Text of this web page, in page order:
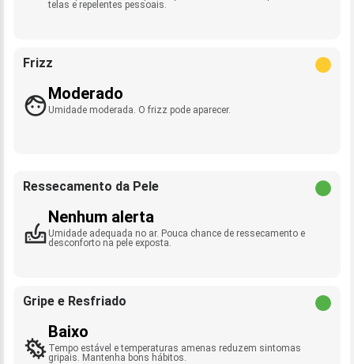
telas e repelentes pessoais.
Frizz
Moderado
Umidade moderada. O frizz pode aparecer.
Ressecamento da Pele
Nenhum alerta
Umidade adequada no ar. Pouca chance de ressecamento e
desconforto na pele exposta.
Gripe e Resfriado
Baixo
Tempo estável e temperaturas amenas reduzem sintomas
gripais. Mantenha bons hábitos.